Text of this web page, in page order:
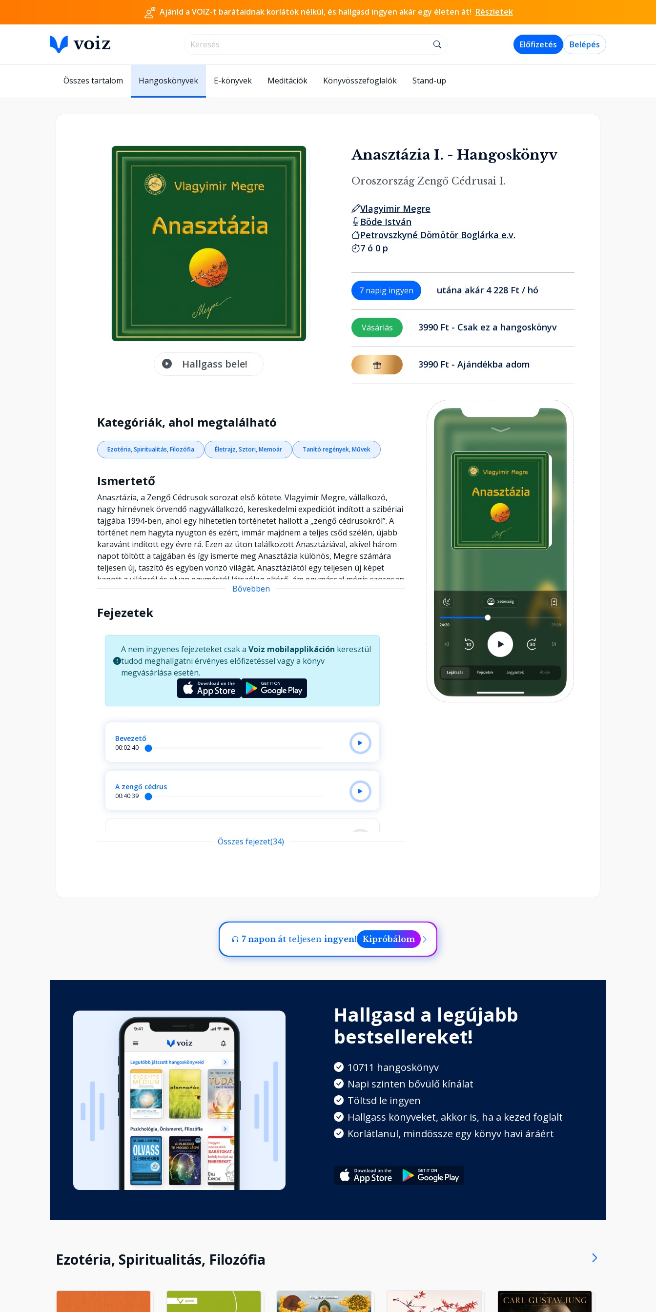
Ajánld a VOIZ-t barátaidnak korlátok nélkül, és hallgasd ingyen akár egy életen át! Részletek
Előfizetés Belépés
Összes tartalom Hangoskönyvek E-könyvek Meditációk Könyvösszefoglalók Stand-up
Hallgass bele!
Anasztázia I. - Hangoskönyv
Oroszország Zengő Cédrusai I.
Vlagyimir Megre
Böde István
Petrovszkyné Dömötör Boglárka e.v.
7 ó 0 p
7 napig ingyen utána akár 4 228 Ft / hó
Vásárlás 3990 Ft - Csak ez a hangoskönyv
3990 Ft - Ajándékba adom
Kategóriák, ahol megtalálható
Ezotéria, Spiritualitás, Filozófia Életrajz, Sztori, Memoár Tanító regények, Művek
Ismertető
Anasztázia, ​a Zengő Cédrusok sorozat első kötete. Vlagyimír Megre, vállalkozó,
nagy hírnévnek örvendő nagyvállalkozó, kereskedelmi expedíciót indított a szibériai
tajgába 1994-ben, ahol egy hihetetlen történetet hallott a „zengő cédrusokról”. A
történet nem hagyta nyugton és ezért, immár majdnem a teljes csőd szélén, újabb
karavánt indított egy évre rá. Ezen az úton találkozott Anasztáziával, akivel három
napot töltött a tajgában és így ismerte meg Anasztázia különös, Megre számára
teljesen új, taszító és egyben vonzó világát. Anasztáziától egy teljesen új képet
kapott a világról és olyan egymástól látszólag eltérő, ám egymással mégis szorosan
összefüggő dolgokról, mint a kertészet, gyermeknevelés, gyógyítás, a természet
Megrét teljesen átformálta és arra késztette, hogy elvesse vállalkozói terveit és a
Anasztázia szeretetből szőtt álmát, könyvet írjon mindarról, amit Anasztáziától,
mint szellemi, pénzben, vagyonban mérhetetlen értéket kapott. És ahogy azt
Anasztázia Megre-nek megígérte, a könyv, amit megírt, tényleg nemzetközi
bestsellerré vált és milliók szívét érintette meg szerte a világon.
Bővebben
Fejezetek
A nem ingyenes fejezeteket csak a Voiz mobilapplikáción keresztül
tudod meghallgatni érvényes előfizetéssel vagy a könyv
megvásárlása esetén.
Bevezető
00:02:40
A zengő cédrus
00:40:39
Az erdei hálószoba
Anasztázia reggele
Fejezet hossza: 00:07:52
Anasztázia sugara
Fejezet hossza: 00:16:16
Koncert a tajgában
Fejezet hossza: 00:14:29
Aki új csillagot gyújt
Fejezet hossza: 00:31:32
Anasztázia kedvenc kiskertesei
Anasztázia tanácsaiból - A növényi mag az ember orvosa
Összes fejezet(34)
7 napon át teljesen ingyen! Kipróbálom
Hallgasd a legújabb
bestsellereket!
10711 hangoskönyv
Napi szinten bővülő kínálat
Töltsd le ingyen
Hallgass könyveket, akkor is, ha a kezed foglalt
Korlátlanul, mindössze egy könyv havi áráért
Ezotéria, Spiritualitás, Filozófia